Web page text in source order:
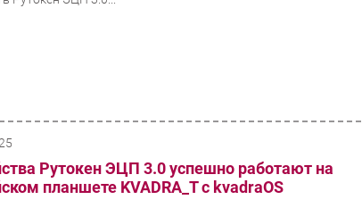
Рутокен ЭЦП 3.0 успешно работают на
планшете KVADRA_T с kvadraOS